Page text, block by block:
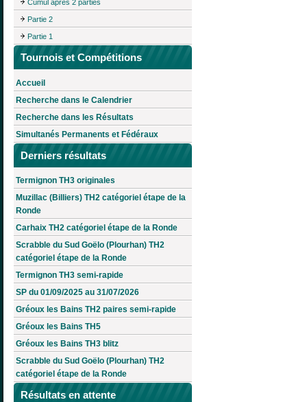
Cumul après 2 parties
Partie 2
Partie 1
Tournois et Compétitions
Accueil
Recherche dans le Calendrier
Recherche dans les Résultats
Simultanés Permanents et Fédéraux
Derniers résultats
Termignon TH3 originales
Muzillac (Billiers) TH2 catégoriel étape de la
Ronde
Carhaix TH2 catégoriel étape de la Ronde
Scrabble du Sud Goëlo (Plourhan) TH2
catégoriel étape de la Ronde
Termignon TH3 semi-rapide
SP du 01/09/2025 au 31/07/2026
Gréoux les Bains TH2 paires semi-rapide
Gréoux les Bains TH5
Gréoux les Bains TH3 blitz
Scrabble du Sud Goëlo (Plourhan) TH2
catégoriel étape de la Ronde
Résultats en attente